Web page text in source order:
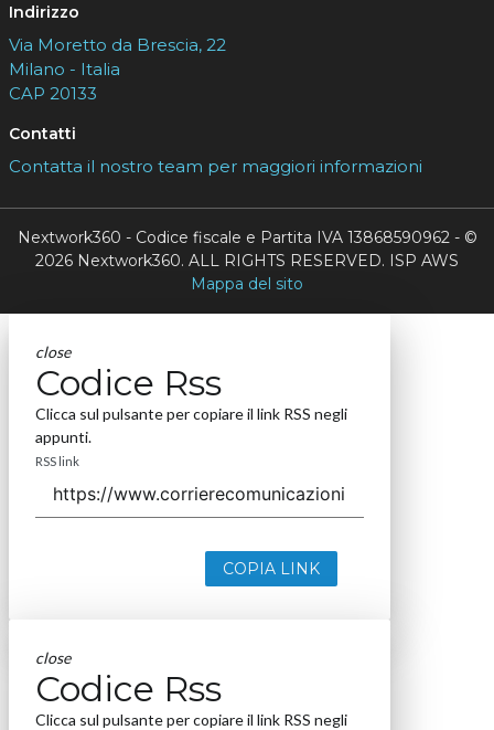
Indirizzo
Via Moretto da Brescia, 22
Milano - Italia
CAP 20133
Contatti
Contatta il nostro team per maggiori informazioni
Nextwork360 - Codice fiscale e Partita IVA 13868590962 - ©
2026 Nextwork360. ALL RIGHTS RESERVED. ISP AWS
Mappa del sito
close
Codice Rss
Clicca sul pulsante per copiare il link RSS negli
appunti.
RSS link
COPIA LINK
close
Codice Rss
Clicca sul pulsante per copiare il link RSS negli